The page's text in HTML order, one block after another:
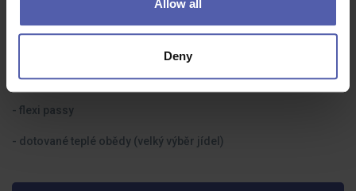
Allow all
Deny
- příspěvek na penzijní připojištění
- flexi passy
- dotované teplé obědy (velký výběr jídel)